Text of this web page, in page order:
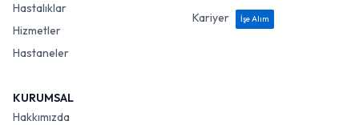
Hastalıklar
Hizmetler
Hastaneler
Kariyer
İşe Alım
KURUMSAL
Hakkımızda